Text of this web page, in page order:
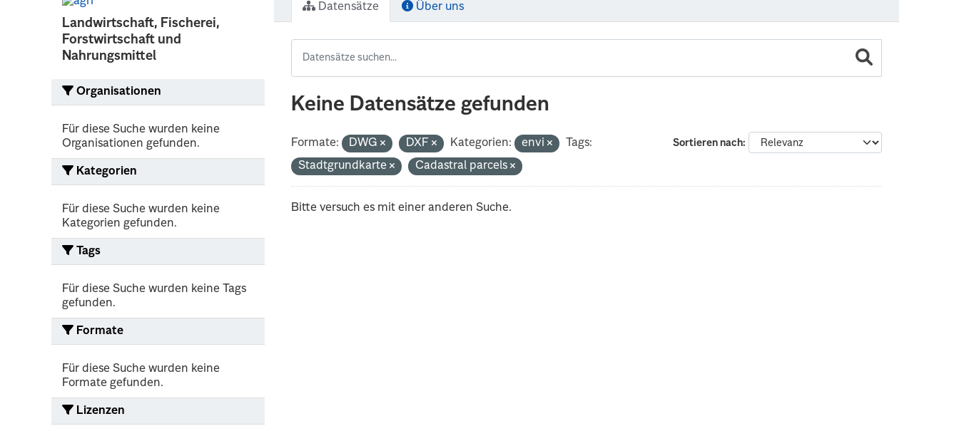
Landwirtschaft, Fischerei,
Forstwirtschaft und
Nahrungsmittel
Organisationen
Für diese Suche wurden keine
Organisationen gefunden.
Kategorien
Für diese Suche wurden keine
Kategorien gefunden.
Tags
Für diese Suche wurden keine Tags
gefunden.
Formate
Für diese Suche wurden keine
Formate gefunden.
Lizenzen
Datensätze Über uns
Keine Datensätze gefunden
Sortieren nach
Formate: DWG DXF Kategorien: envi
Tags:
Stadtgrundkarte
Cadastral parcels
Bitte versuch es mit einer anderen Suche.